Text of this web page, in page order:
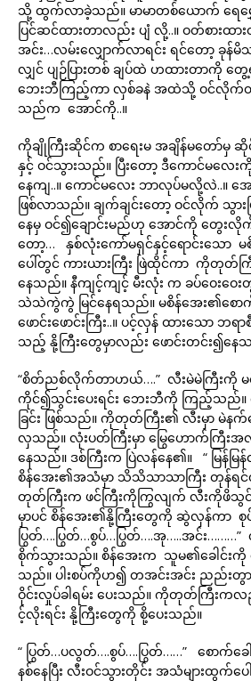
သို့ ထွက်လာခဲ့သည်။ မာမာတစ်ယောက် ရေမွှ
ပြင်ဆင်ထားတာလည်း ပျံ လို့..။ ဝတ်စားထား
အင်း…လမ်းလျှောက်လာရင်း ရင်တော့ ခုန်မိ
လျှင် ပျဉ်ပြားတစ် ချပ်ထဲ ဟထားတာကို တွ
ဘေးဘီကြည့်ကာ လှစ်ခနဲ အထဲသို့ ဝင်လိုက်
သည်က အောင်ကို..။
ကိုချိုကြီးဆိုင်က စာရေးမ အချိန်မတော်မှ
နှင့် ဝင်သွားသည်။ ပြီးတော့ ဒီကောင်မလေ
နေကျ..။ ကောင်မလေး ဘာလုပ်မလို့လဲ..။ အ
ဖြစ်လာသည်။ ချက်ချင်းတော့ ဝင်လိုက် သွားပ
နေမှ ဝင်၍ချောင်းမည်ဟု အောင်ကို တွေ
တော့… နှစ်လုံးကော်မရှင်နှင့်ရောင်းသော
ပေါ်တွင် ကားယားကြီး ဖြဲထိုင်ကာ ကိုတုတ်
နေသည်။ နီကျင့်ကျင့် မီးလုံး က ခပ်ဝေးဝေ
သဲသဲကွဲကွဲ မြင်နေရသည်။ မစိန်အေး၏စောက်
ဖောင်းဖောင်းကြီး..။ ပင့်လှန် ထားသော ဘ
သည့် နို့ကြီးတွေမှာလည်း ဖောင်းတင်း၍နေ
“စိတ်ညစ်လိုက်တာဟယ်….” လီးမဲမဲကြီးကို မ
ကိုင်၍သွင်းပေးရင်း ဘေးဘီကို ကြည့်သည်။
ခြင်း ဖြစ်သည်။ ကိုတုတ်ကြီး၏ လီးမှာ မဲနက်
လှသည်။ လုံးပတ်ကြီးမှာ မြွေဟောက်ကြီးအလ
နေသည်။ ဒစ်ကြီးက ပြဲလန်နေ၏။ “ မြန်
စိန်အေး၏အသံမှာ သိသိသာသာကြီး တုန်ရ
တုတ်ကြီးက ဖင်ကြီးကိုကြွလျက် လီးကိုဖိသွင်
မှာပင် စိန်အေး၏နို့ကြီးတွေကို ဆွဲလှန်ကာ
ပြွတ်….ပြွတ်…စွပ်…ပြွတ်….အု…..အင်း………”
စိုက်သွားသည်။ စိန်အေးက သူမ၏ခေါင်း
သည်။ ပါးစပ်ကိုဟ၍ တအင်းအင်း ညည်းတွာ
ဝိုင်းလှုပ်ခါရမ်း ပေးသည်။ ကိုတုတ်ကြီးက
င့်လိုးရင်း နို့ကြီးတွေကို စို့ပေးသည်။
“ ပြွတ်…ပလွတ်….စွပ်….ပြွတ်……” စောက်ခေ
နစ်နေပြီး လီးဝင်သွားတိုင်း အသံများထွက်